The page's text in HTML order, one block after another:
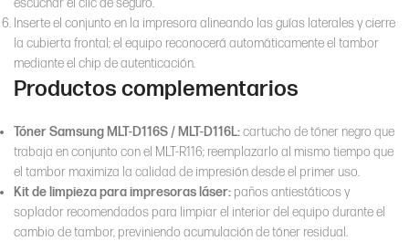
escuchar el clic de seguro.
Inserte el conjunto en la impresora alineando las guías laterales y cierre
la cubierta frontal; el equipo reconocerá automáticamente el tambor
mediante el chip de autenticación.
Productos complementarios
Tóner Samsung MLT-D116S / MLT-D116L:cartucho de tóner negro que
trabaja en conjunto con el MLT-R116; reemplazarlo al mismo tiempo que
el tambor maximiza la calidad de impresión desde el primer uso.
Kit de limpieza para impresoras láser: paños antiestáticos y
soplador recomendados para limpiar el interior del equipo durante el
cambio de tambor, previniendo acumulación de tóner residual.